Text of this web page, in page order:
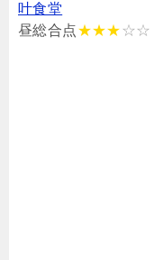
叶食堂
昼総合点★★★ ☆☆